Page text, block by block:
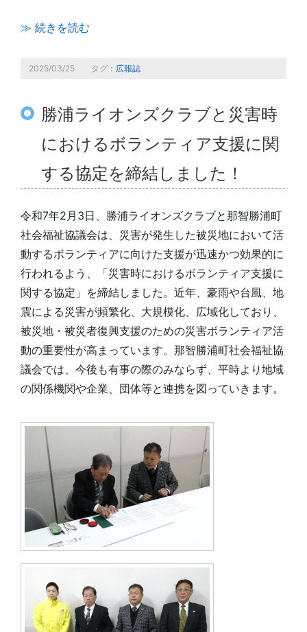
≫ 続きを読む
2025/03/25 タグ： 広報誌
勝浦ライオンズクラブと災害時
におけるボランティア支援に関
する協定を締結しました！
令和7年2月3日、勝浦ライオンズクラブと那智勝浦町
社会福祉協議会は、災害が発生した被災地において活
動するボランティアに向けた支援が迅速かつ効果的に
行われるよう、「災害時におけるボランティア支援に
関する協定」を締結しました。近年、豪雨や台風、地
震による災害が頻繁化、大規模化、広域化しており、
被災地・被災者復興支援のための災害ボランティア活
動の重要性が高まっています。那智勝浦町社会福祉協
議会では、今後も有事の際のみならず、平時より地域
の関係機関や企業、団体等と連携を図っていきます。